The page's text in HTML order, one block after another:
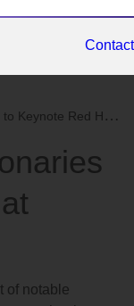
Contact
Red Hat Summit 2006...
of notable